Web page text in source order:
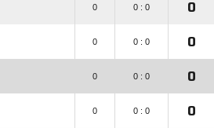
0 0 : 0 0
0 0 : 0 0
0 0 : 0 0
0 0 : 0 0